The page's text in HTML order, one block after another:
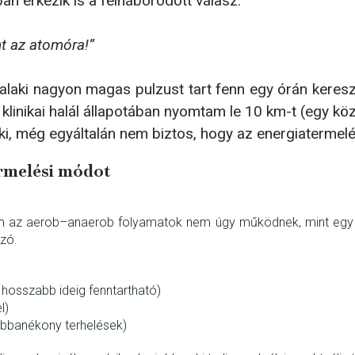
az atomóra!”
nagyon magas pulzust tart fenn egy órán
halál állapotában nyomtam le 10 km-t (egy
még egyáltalán nem biztos, hogy az
módot
az aerob–anaerob folyamatok nem úgy működnek, mint
ideig fenntartható)
terhelések)